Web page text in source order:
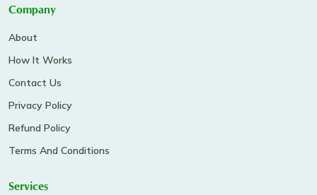
Company
About
How It Works
Contact Us
Privacy Policy
Refund Policy
Terms And Conditions
Services